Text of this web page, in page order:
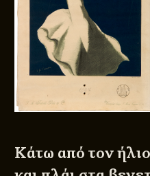
Κάτω από τον